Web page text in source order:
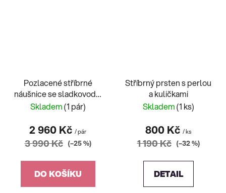
Pozlacené stříbrné
náušnice se sladkovodní
perlou
Skladem(1 pár)
2 960 Kč / pár
3 990 Kč (–25 %)
DO KOŠÍKU
Stříbrný prsten s perlou
a kuličkami
Skladem(1 ks)
800 Kč / ks
1 190 Kč (–32 %)
DETAIL